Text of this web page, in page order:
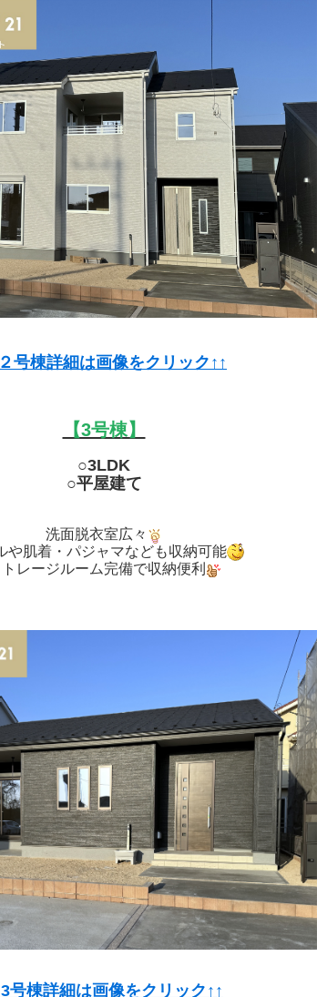
号棟詳細は画像をクリック↑↑
【3号棟】
○3LDK
○平屋建て
洗面脱衣室広々
や肌着・パジャマなども収納可能
レージルーム完備で収納便利
号棟詳細は画像をクリック↑↑